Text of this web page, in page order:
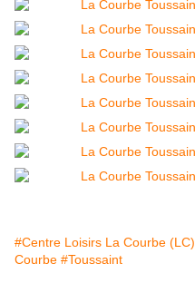
#Centre Loisirs La Courbe (LC)
Courbe #Toussaint